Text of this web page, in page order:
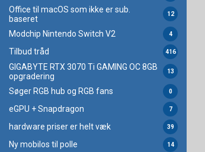
Office til macOS som ikke er sub.
baseret
12
Modchip Nintendo Switch V2 4
Tilbud tråd 416
GIGABYTE RTX 3070 Ti GAMING OC 8GB
opgradering
13
Søger RGB hub og RGB fans 0
eGPU + Snapdragon 7
hardware priser er helt væk 39
Ny mobilos til polle 14